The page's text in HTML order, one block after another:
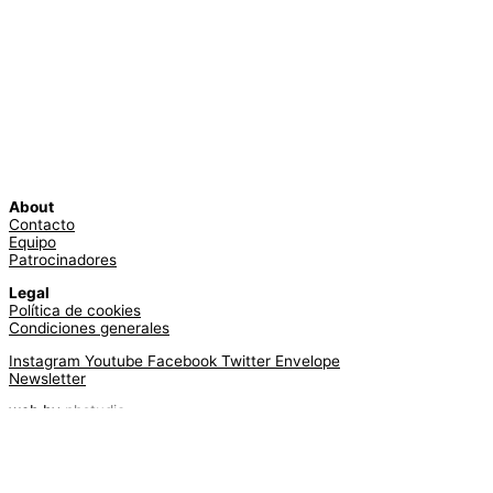
About
Contacto
Equipo
Patrocinadores
Legal
Política de cookies
Condiciones generales
Instagram Youtube Facebook Twitter Envelope
Newsletter
web by phstudio